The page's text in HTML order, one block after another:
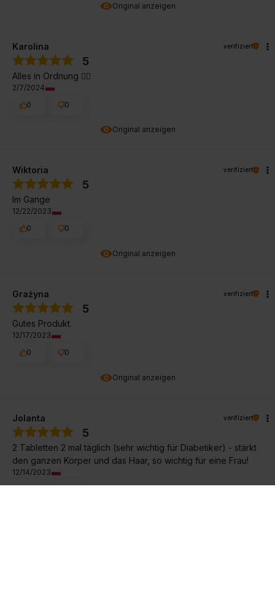
Original anzeigen
Original anzeigen
Karolina verifiziert
5
Alles in Ordnung 👍🏼
2/7/2024
0
0
Original anzeigen
Wiktoria verifiziert
5
Im Gange
12/22/2023
0
0
Original anzeigen
Grażyna verifiziert
5
Gutes Produkt.
12/17/2023
0
0
Jolanta verifiziert
5
2 Tabletten 2 mal täglich (sehr wichtig für Diabetiker) - stärkt
den ganzen Körper und das Haar, so wichtig für eine Frau!
12/14/2023